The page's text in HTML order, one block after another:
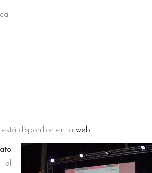
disponible en la web.
el